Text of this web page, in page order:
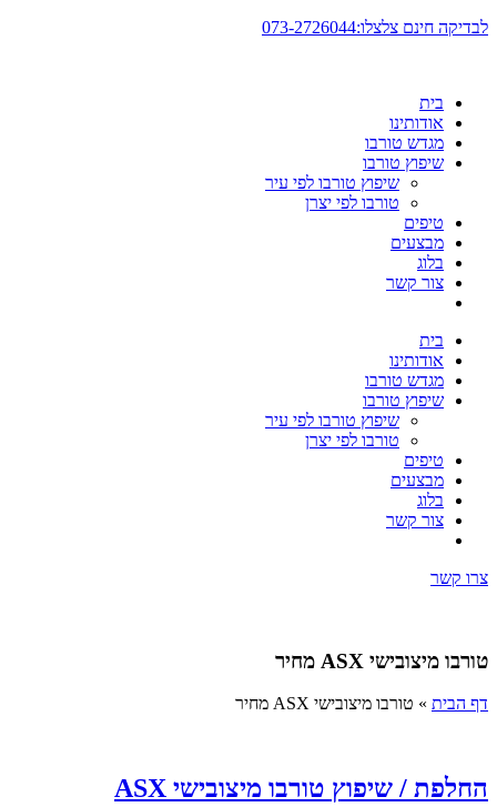
דלג
לבדיקה חינם צלצלו:073-2726044
בית
אודותינו
מגדש טורבו
שיפוץ טורבו
שיפוץ טורבו לפי עיר
טורבו לפי יצרן
טיפים
מבצעים
בלוג
צור קשר
בית
אודותינו
מגדש טורבו
שיפוץ טורבו
שיפוץ טורבו לפי עיר
טורבו לפי יצרן
טיפים
מבצעים
בלוג
צור קשר
צרו קשר
טורבו מיצובישי ASX מחיר
דף הבית » טורבו מיצובישי ASX מחיר
החלפת / שיפוץ טורבו מיצובישי ASX